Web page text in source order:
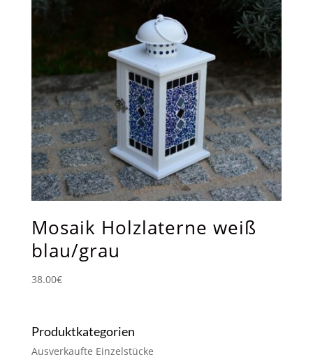
Mosaik Holzlaterne weiß
blau/grau
38.00€
Produktkategorien
Ausverkaufte Einzelstücke